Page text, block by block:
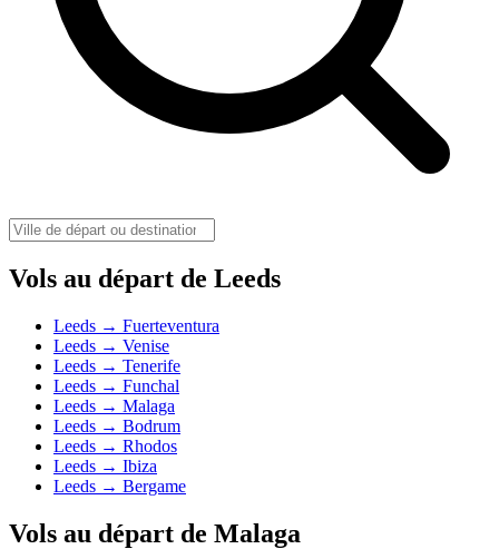
Vols au départ de Leeds
Leeds → Fuerteventura
Leeds → Venise
Leeds → Tenerife
Leeds → Funchal
Leeds → Malaga
Leeds → Bodrum
Leeds → Rhodos
Leeds → Ibiza
Leeds → Bergame
Vols au départ de Malaga